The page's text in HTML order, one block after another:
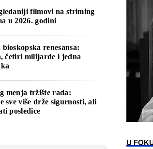
PULS REGIONA
U
filmovi na striming
u 2026. godini
renesansa:
četiri milijarde i jedna
menja tržište rada:
sve više drže sigurnosti, ali
posledice